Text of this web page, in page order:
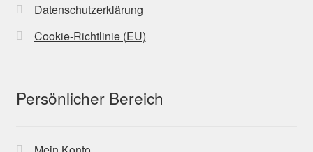
Datenschutzerklärung
Cookie-Richtlinie (EU)
Persönlicher Bereich